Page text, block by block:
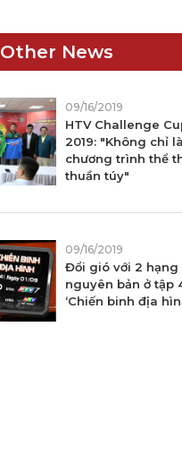
FILM
Other News
09/16/2019
HTV Challenge
2019: "Không chỉ
chương trình thể
thuần túy"
09/16/2019
Đổi gió với 2 hạng
nguyên bản ở tập
‘Chiến binh địa